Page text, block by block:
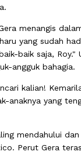
menangis
yang sudah
baik saja, Roy."
angguk bahagia.
kalian!
anaknya yang
mendahului
Perut Gera